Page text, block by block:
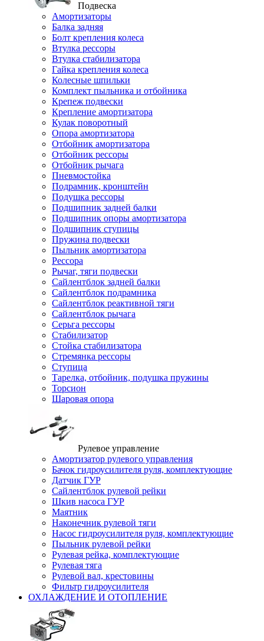
Подвеска
Амортизаторы
Балка задняя
Болт крепления колеса
Втулка рессоры
Втулка стабилизатора
Гайка крепления колеса
Колесные шпильки
Комплект пыльника и отбойника
Крепеж подвески
Крепление амортизатора
Кулак поворотный
Опора амортизатора
Отбойник амортизатора
Отбойник рессоры
Отбойник рычага
Пневмостойка
Подрамник, кронштейн
Подушка рессоры
Подшипник задней балки
Подшипник опоры амортизатора
Подшипник ступицы
Пружина подвески
Пыльник амортизатора
Рессора
Рычаг, тяги подвески
Сайлентблок задней балки
Сайлентблок подрамника
Сайлентблок реактивной тяги
Сайлентблок рычага
Серьга рессоры
Стабилизатор
Стойка стабилизатора
Стремянка рессоры
Ступица
Тарелка, отбойник, подушка пружины
Торсион
Шаровая опора
Рулевое управление
Амортизатор рулевого управления
Бачок гидроусилителя руля, комплектующие
Датчик ГУР
Сайлентблок рулевой рейки
Шкив насоса ГУР
Маятник
Наконечник рулевой тяги
Насос гидроусилителя руля, комплектующие
Пыльник рулевой рейки
Рулевая рейка, комплектующие
Рулевая тяга
Рулевой вал, крестовины
Фильтр гидроусилителя
ОХЛАЖДЕНИЕ И ОТОПЛЕНИЕ